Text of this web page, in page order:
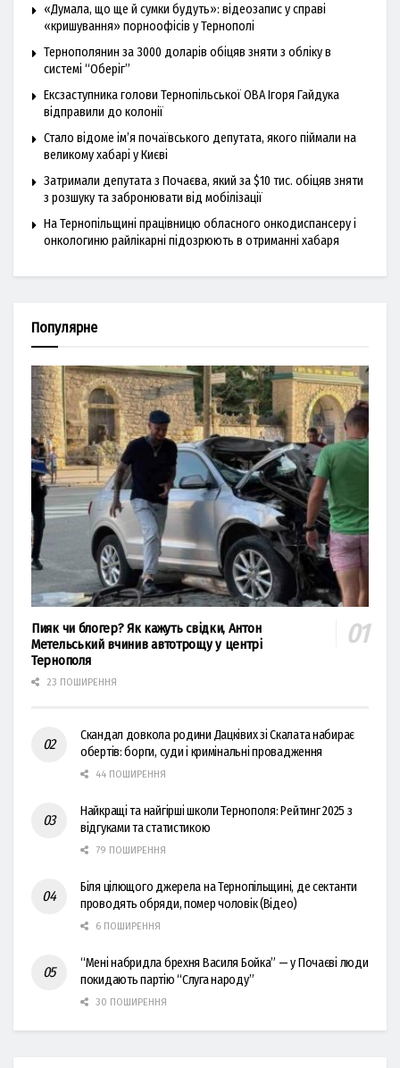
«Думала, що ще й сумки будуть»: відеозапис у справі
«кришування» порноофісів у Тернополі
Тернополянин за 3000 доларів обіцяв зняти з обліку в
системі “Оберіг”
Ексзаступника голови Тернопільської ОВА Ігоря Гайдука
відправили до колонії
Стало відоме ім’я почаївського депутата, якого піймали на
великому хабарі у Києві
Затримали депутата з Почаєва, який за $10 тис. обіцяв зняти
з розшуку та забронювати від мобілізації
На Тернопільщині працівницю обласного онкодиспансеру і
онкологиню райлікарні підозрюють в отриманні хабаря
Популярне
Пияк чи блогер? Як кажуть свідки, Антон
Метельський вчинив автотрощу у центрі
Тернополя
23 ПОШИРЕННЯ
Скандал довкола родини Дацківих зі Скалата набирає
обертів: борги, суди і кримінальні провадження
44 ПОШИРЕННЯ
Найкращі та найгірші школи Тернополя: Рейтинг 2025 з
відгуками та статистикою
79 ПОШИРЕННЯ
Біля цілющого джерела на Тернопільщині, де сектанти
проводять обряди, помер чоловік (Відео)
6 ПОШИРЕННЯ
“Мені набридла брехня Василя Бойка” — у Почаєві люди
покидають партію “Слуга народу”
30 ПОШИРЕННЯ